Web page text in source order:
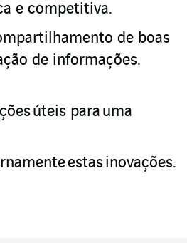
e competitiva.
de boas
de informações.
úteis para uma
estas inovações.